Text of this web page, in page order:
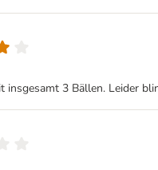
3 Bällen. Leider